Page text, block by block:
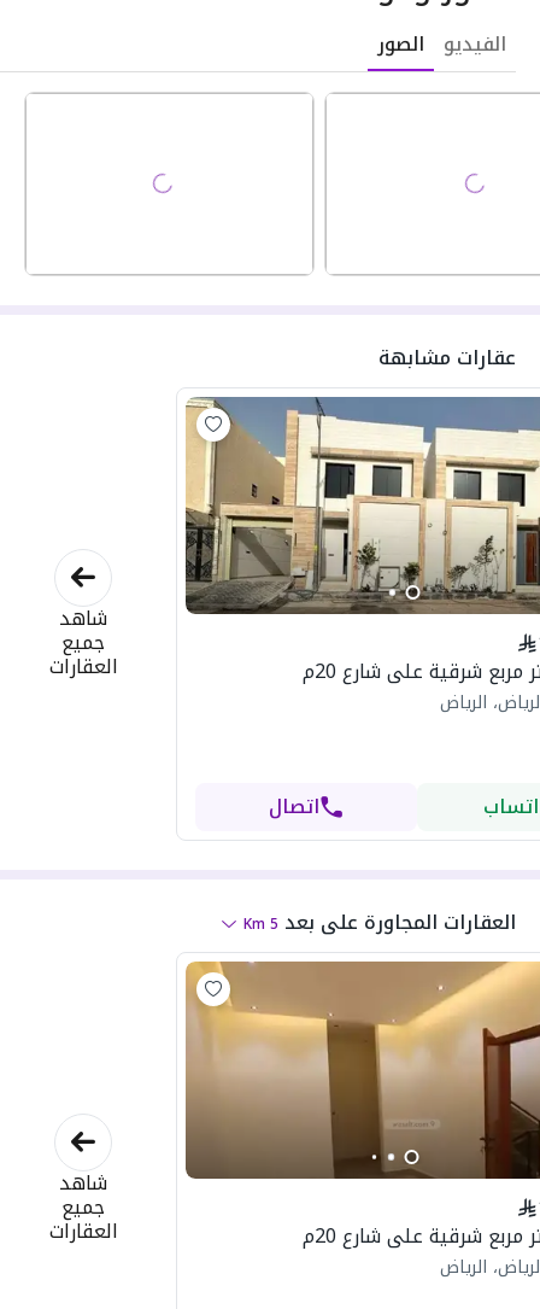
الفيديو الصور
عقارات مشابهة
الرياض
اتصال
شاهد
جميع
العقارات
العقارات المجاورة على بعد 5
Km
الرياض
شاهد
جميع
العقارات